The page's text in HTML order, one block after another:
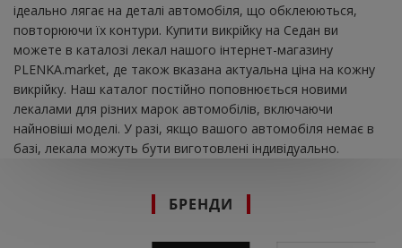
ідеально лягає на деталі автомобіля, що обклеюються,
повторюючи їх контури. Купити викрійку на Седан ви
можете в каталозі лекал нашого інтернет-магазину
PLENKA.market, де також вказана актуальна ціна на кожну
викрійку. Наш каталог постійно поповнюється новими
лекалами для різних марок автомобілів, включаючи
найновіші моделі. У разі, якщо вашого автомобіля немає в
базі, лекала можуть бути виготовлені індивідуально.
БРЕНДИ